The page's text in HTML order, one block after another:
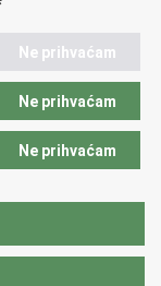
Ne prihvaćam
Ne prihvaćam
Ne prihvaćam